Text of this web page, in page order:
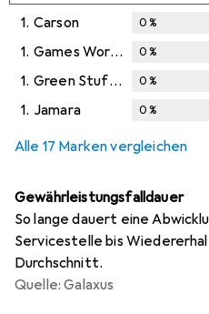
1. Carson 0%
1. Games Workshop 0%
1. Green Stuff World 0%
1. Jamara 0%
Alle 17 Marken vergleichen
Gewährleistungsfalldauer
So lange dauert eine
Servicestelle bis
Durchschnitt.
Quelle: Galaxus